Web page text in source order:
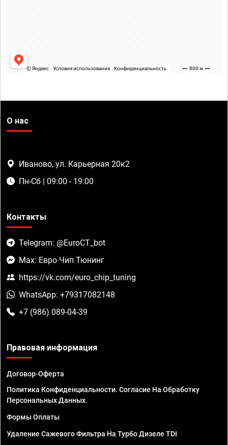
О нас
Иваново, ул. Карьерная 20к2
Пн-Сб | 09:00 - 19:00
Контакты
Telegram: @EuroCT_bot
Max: Евро Чип Тюнинг
https://vk.com/euro_chip_tuning
WhatsApp: +79317082148
+7 (986) 089-04-39
Правовая информация
Договор-Оферта
Политика Конфиденциальности. Согласие На Обработку
Персональных Данных.
Формы Оплаты
Удаление Сажевого Фильтра На Турбо Дизеле TDI